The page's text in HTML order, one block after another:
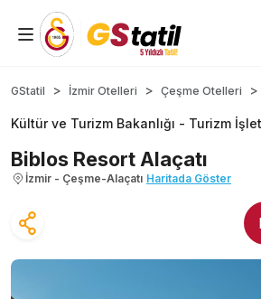
Yurt İçi Oteller
Temalı Oteller
Kıbrıs Otelleri
Lansmana Özel Oteller
Yurt Dışı Turlar
GStatil İzmir Otelleri Çeşme Otelleri
Kültür ve Turizm Bakanlığı - Turizm
Biblos Resort Alaçatı
İzmir - Çeşme-Alaçatı Haritada Göster